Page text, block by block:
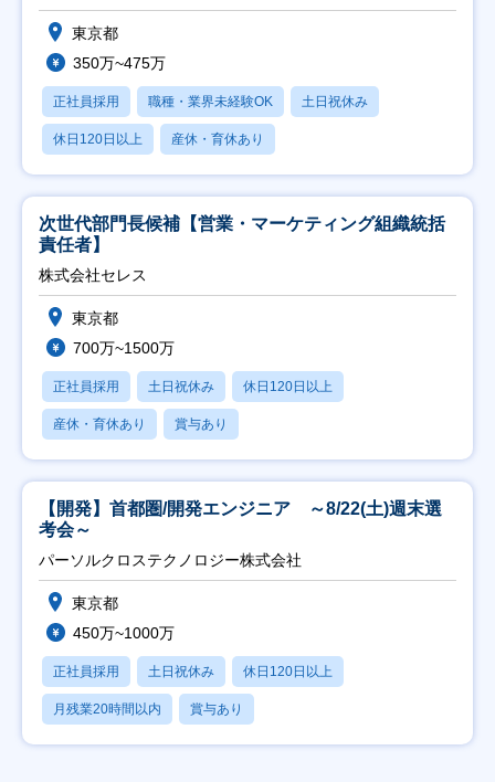
東京都
350万~475万
正社員採用 職種・業界未経験OK 土日祝休み
休日120日以上 産休・育休あり
次世代部門長候補【営業・マーケティング組織統括
責任者】
株式会社セレス
東京都
700万~1500万
正社員採用 土日祝休み 休日120日以上
産休・育休あり 賞与あり
【開発】首都圏/開発エンジニア ～8/22(土)週末選
考会～
パーソルクロステクノロジー株式会社
東京都
450万~1000万
正社員採用 土日祝休み 休日120日以上
月残業20時間以内 賞与あり